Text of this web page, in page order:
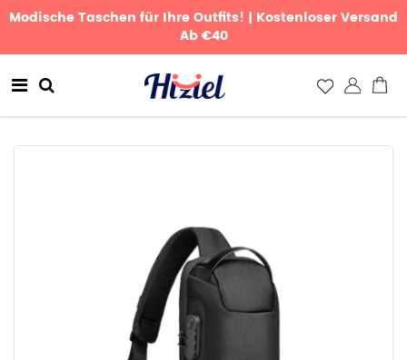
Modische Taschen für Ihre Outfits! | Kostenloser Versand
Ab €40